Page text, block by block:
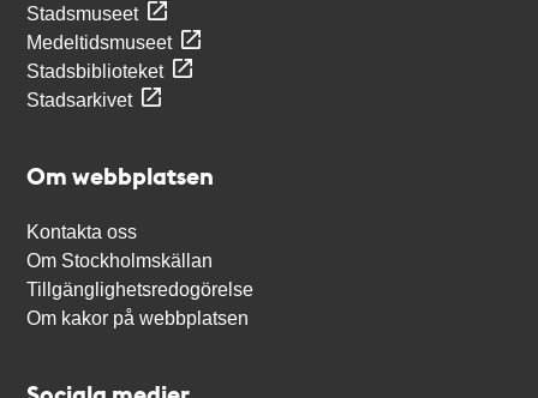
Stadsmuseet
Medeltidsmuseet
Stadsbiblioteket
Stadsarkivet
Om webbplatsen
Kontakta oss
Om Stockholmskällan
Tillgänglighetsredogörelse
Om kakor på webbplatsen